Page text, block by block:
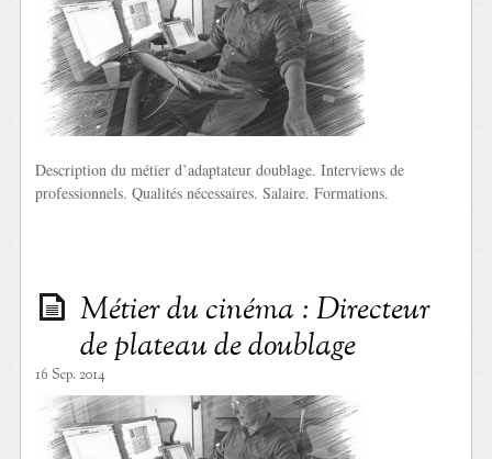
Description du métier d’adaptateur doublage. Interviews de
professionnels. Qualités nécessaires. Salaire. Formations.
Métier du cinéma : Directeur
de plateau de doublage
16 Sep. 2014